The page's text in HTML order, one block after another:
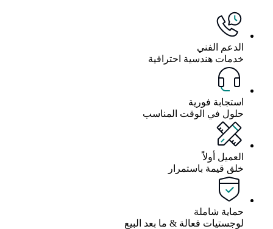
الدعم الفني
خدمات هندسية احترافية
استجابة فورية
حلول في الوقت المناسب
العميل أولاً
خلق قيمة باستمرار
حماية شاملة
لوجستيات فعالة & ما بعد البيع